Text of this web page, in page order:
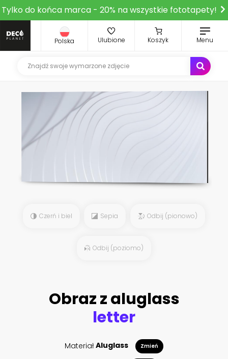
Tylko do końca marca - 20% na wszystkie fototapety!
Polska Ulubione Koszyk Menu
Czerń i biel Sepia Odbij (pionowo)
Odbij (poziomo)
Obraz z aluglass
letter
MateriałAluglass Zmień